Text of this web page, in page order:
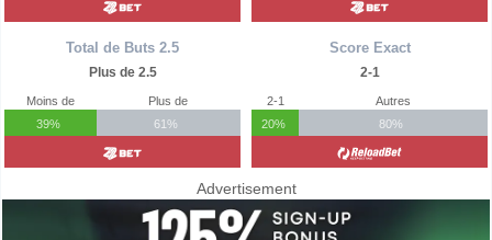
Total de Buts 2.5
Plus de 2.5
Moins de
39%
Plus de
61%
Score Exact
2-1
2-1
20%
Autres
80%
Advertisement